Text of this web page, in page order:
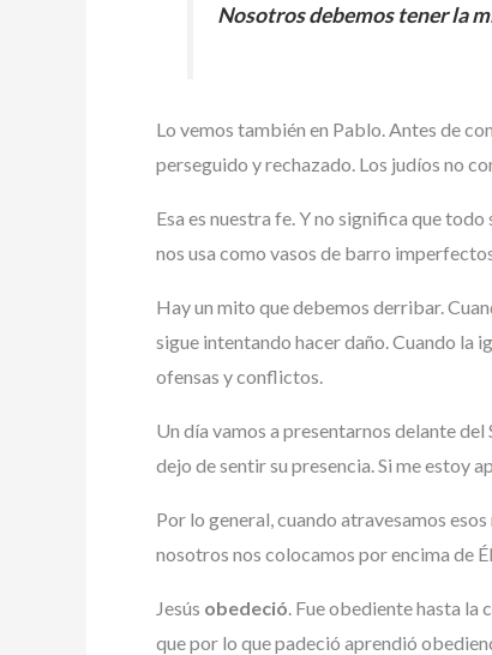
Nosotros debemos tener la
Lo vemos también en Pablo. Antes de
perseguido y rechazado. Los judíos no
Esa es nuestra fe. Y no significa que
nos usa como vasos de barro
Hay un mito que debemos derribar.
sigue intentando hacer daño. Cuando la
ofensas y conflictos.
Un día vamos a presentarnos delante
dejo de sentir su presencia. Si me estoy
Por lo general, cuando atravesamos
nosotros nos colocamos por encima de
Jesús obedeció . Fue obediente hasta
que por lo que padeció aprendió